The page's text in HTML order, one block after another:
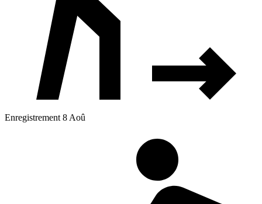
Enregistrement 8 Aoû